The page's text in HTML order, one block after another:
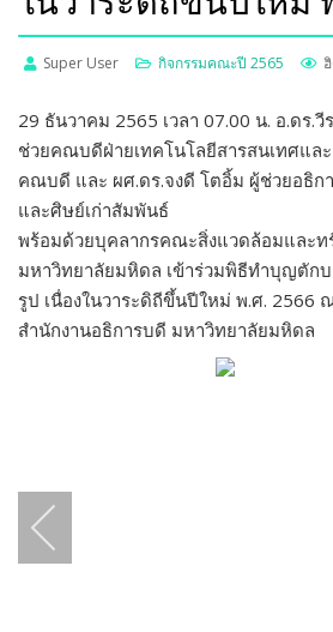
Super User กิจกรรมคณะปี 2565
29 ธันวาคม 2565 เวลา 07.00 น. อ.ดร
ช่วยคณบดีฝ่ายเทคโนโลยีสารสนเทศแล
คณบดี และ ผศ.ดร.จงดี โตอิ้ม ผู้ช่วยอธิก
และศิษย์เก่าสัมพันธ์
พร้อมด้วยบุคลากรคณะสิ่งแวดล้อมและท
มหาวิทยาลัยมหิดล เข้าร่วมพิธีทำบุญตัก
รูป เนื่องในวาระดิถีขึ้นปีใหม่ พ.ศ. 2566
สำนักงานอธิการบดี มหาวิทยาลัยมหิดล